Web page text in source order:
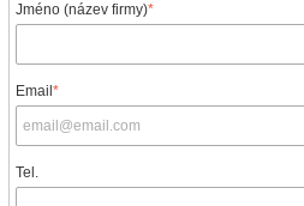
Jméno (název firmy)*
Email *
Tel.